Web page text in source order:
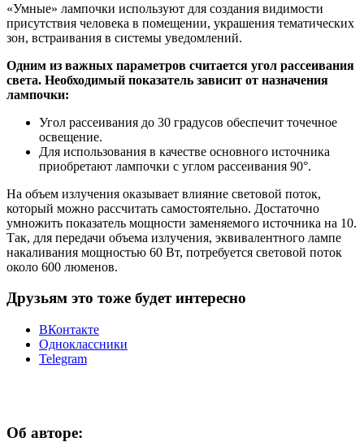
«Умные» лампочки используют для создания видимости
присутствия человека в помещении, украшения тематических
зон, встраивания в системы уведомлений.
Одним из важных параметров считается угол рассеивания
света. Необходимый показатель зависит от назначения
лампочки:
Угол рассеивания до 30 градусов обеспечит точечное
освещение.
Для использования в качестве основного источника
приобретают лампочки с углом рассеивания 90°.
На объем излучения оказывает влияние световой поток,
который можно рассчитать самостоятельно. Достаточно
умножить показатель мощности заменяемого источника на 10.
Так, для передачи объема излучения, эквивалентного лампе
накаливания мощностью 60 Вт, потребуется световой поток
около 600 люменов.
Друзьям это тоже будет интересно
ВКонтакте
Одноклассники
Telegram
Об авторе: